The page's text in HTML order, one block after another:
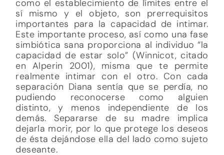
como el establecimiento de límites entre el
sí mismo y el objeto, son prerrequisitos
importantes para la capacidad de intimar.
Este importante proceso, así como una fase
simbiótica sana proporciona al individuo “la
capacidad de estar solo” (Winnicot, citado
en Alperin 2001), misma que te permite
realmente intimar con el otro. Con cada
separación Diana sentía que se perdía, no
pudiendo reconocerse como alguien
distinto, y menos independiente de los
demás. Separarse de su madre implica
dejarla morir, por lo que protege los deseos
de ésta dejándose ella del lado como sujeto
deseante.